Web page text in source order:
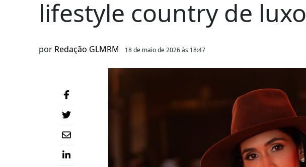
lifestyle country de luxo
por Redação GLMRM 18 de maio de 2026 às 18:47